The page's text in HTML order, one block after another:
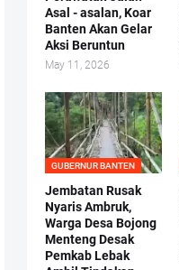
Asal - asalan, Koar
Banten Akan Gelar
Aksi Beruntun
May 11, 2026
GUBERNUR BANTEN
Jembatan Rusak
Nyaris Ambruk,
Warga Desa Bojong
Menteng Desak
Pemkab Lebak